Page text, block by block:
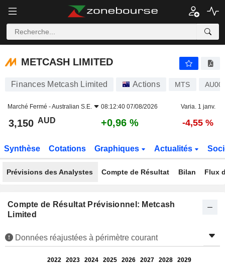
METCASH LIMITED
METCASH LIMITED
Finances Metcash Limited Actions MTS
Marché Fermé -Australian S.E. 08:12:40 07/08/2026 Varia. 1 janv.
3,150 AUD +0,96 % -4,55 %
Synthèse Cotations Graphiques Actualités
Prévisions des Analystes Compte de Résultat Bilan Flux
Compte de Résultat Prévisionnel: Metcash
Limited
Données réajustées à périmètre courant